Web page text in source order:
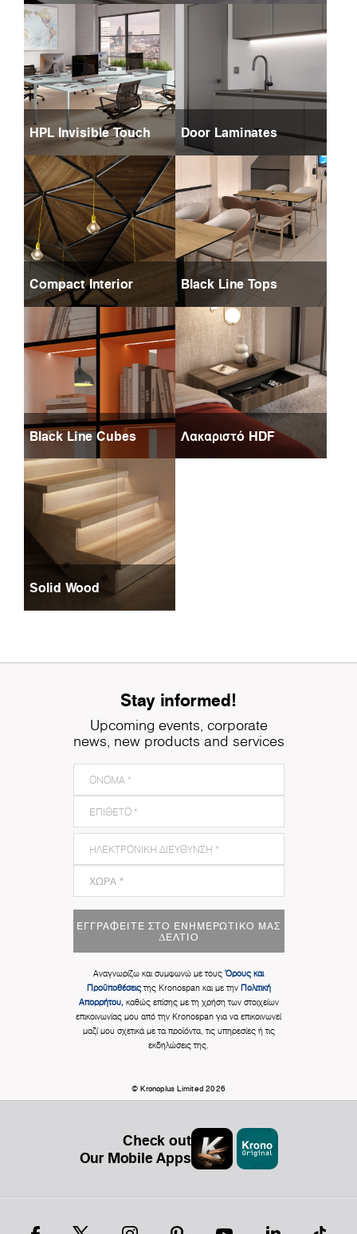
HPL Invisible Touch Door Laminates
Compact Interior Black Line Tops
Black Line Cubes Λακαριστό HDF
Solid Wood
Stay informed!
Upcoming events, corporate
news, new products and services
ΕΓΓΡΑΦΕΊΤΕ ΣΤΟ ΕΝΗΜΕΡΩΤΙΚΌ ΜΑΣ
ΔΕΛΤΊΟ
Αναγνωρίζω και συμφωνώ με τους Όρους και
Προϋποθέσειςτης Kronospan και με την Πολιτική
Απορρήτου,καθώς επίσης με τη χρήση των στοιχείων
επικοινωνίας μου από την Kronospan για να επικοινωνεί
μαζί μου σχετικά με τα προϊόντα, τις υπηρεσίες ή τις
εκδηλώσεις της.
© Kronoplus Limited 2026
Check out
Our Mobile Apps